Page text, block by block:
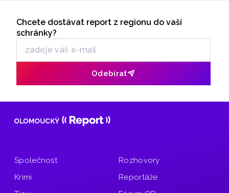
mezi vrcholy podle nich není nutný.
Odběr newsletteru
Chcete dostávat report z regionu do vaší
schránky?
Odebírat
Společnost
Krimi
Rozhovory
Reportáže